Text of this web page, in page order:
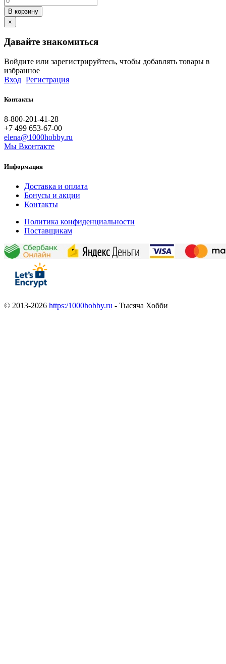
В корзину
×
Давайте знакомиться
Войдите или зарегистрируйтесь, чтобы добавлять товары в
избранное
Вход Регистрация
Контакты
8-800-201-41-28
+7 499 653-67-00
elena@1000hobby.ru
Мы Вконтакте
Информация
Доставка и оплата
Бонусы и акции
Контакты
Политика конфиденциальности
Поставщикам
© 2013-2026 https:/1000hobby.ru - Тысяча Хобби